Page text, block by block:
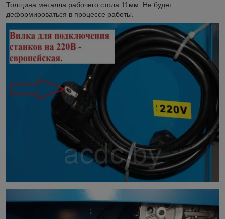
Толщина металла рабочего стола 11мм. Не будет
деформироваться в процессе работы.